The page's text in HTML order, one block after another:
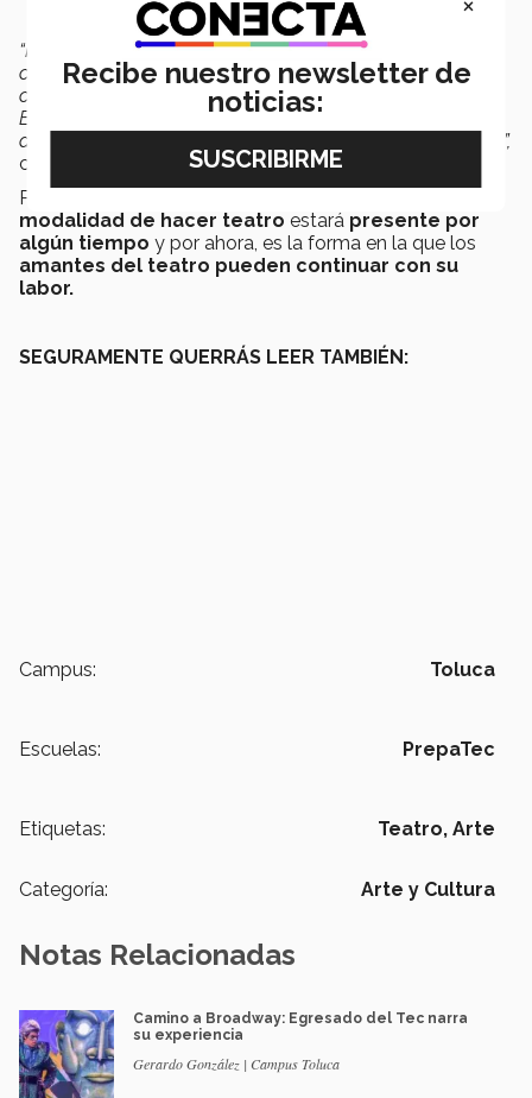
“Más allá del premio, para mi es muy gratificante ver
cómo crecen mis alumnos, noto como se transforman y
cómo se superan y para mi esa es la mejor recompensa.
En el taller siempre estamos en búsqueda de ese
desarrollo, y estoy feliz de verlas en la lista de ganadores”,
comentó el director.
Por último las alumnas consideran que esta
modalidad de hacer teatro estará presente por
algún tiempo y por ahora, es la forma en la que los
amantes del teatro pueden continuar con su
labor.
SEGURAMENTE QUERRÁS LEER TAMBIÉN:
Campus: Toluca
Escuelas: PrepaTec
Etiquetas: Teatro, Arte
Categoría: Arte y Cultura
Notas Relacionadas
Camino a Broadway: Egresado del Tec narra
su experiencia
Gerardo González | Campus Toluca
Recibe nuestro newsletter de
noticias: